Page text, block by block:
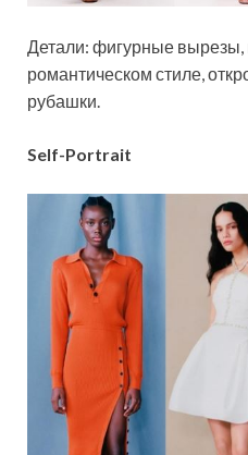
Детали: фигурные вырезы,
романтическом стиле,
рубашки.
Self-Portrait